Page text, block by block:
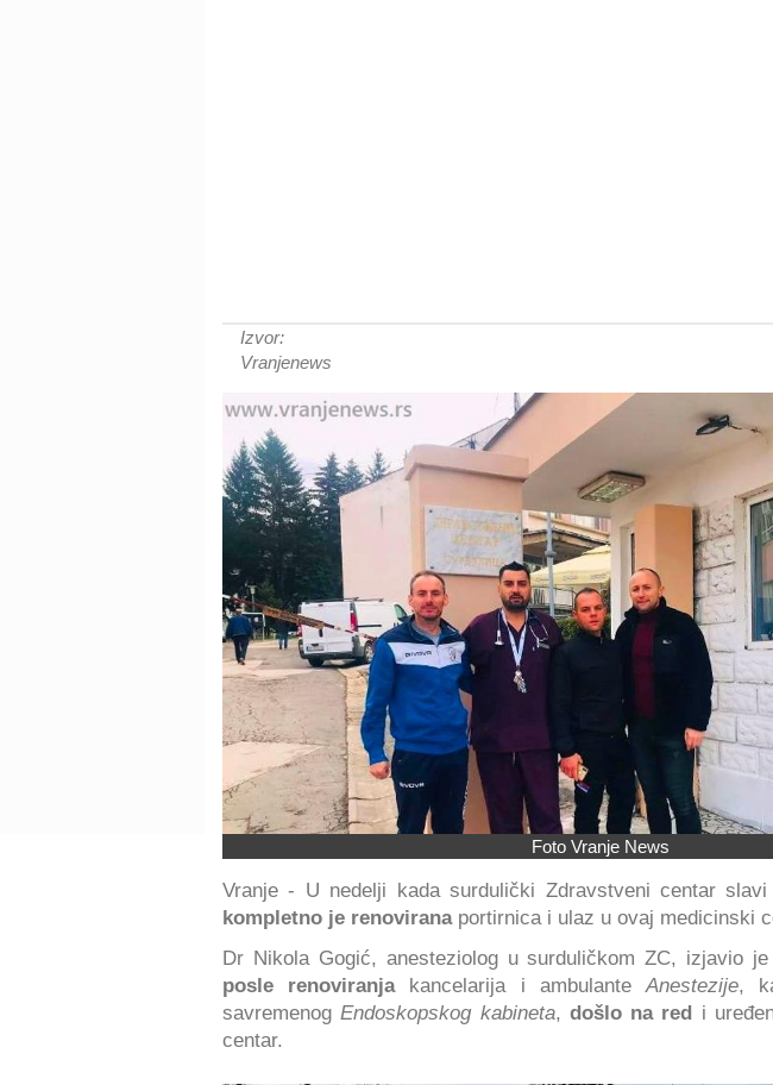
Izvor:
Vranjenews
Foto Vranje News
Vranje - U nedelji kada surdulički Zdravstveni centar slavi
kompletno je renoviranaportirnica i ulaz u ovaj medicinski
Dr Nikola Gogić, anesteziolog u surduličkom ZC, izjavio
posle renoviranjakancelarija i ambulante Anestezije,
savremenogEndoskopskog kabineta, došlo na red i
centar.